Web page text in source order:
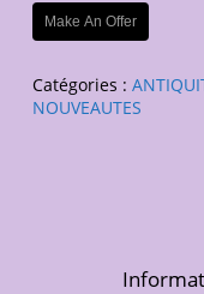
Make An Offer
Catégories :
NOUVEAUTES